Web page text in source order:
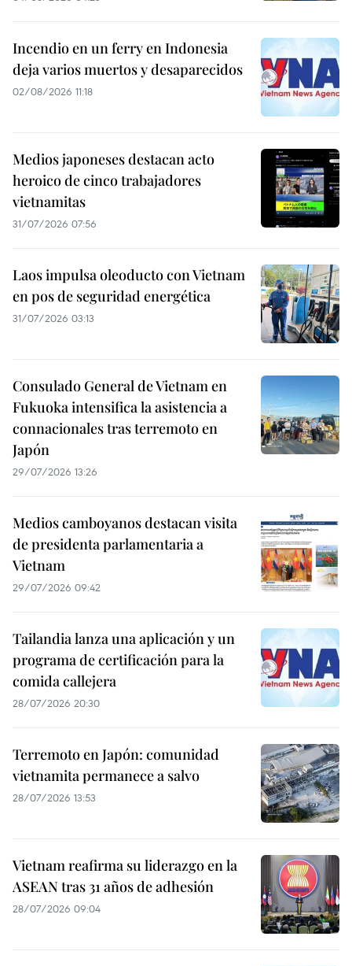
Incendio en un ferry en Indonesia
deja varios muertos y desaparecidos
02/08/2026 11:18
Medios japoneses destacan acto
heroico de cinco trabajadores
vietnamitas
31/07/2026 07:56
Laos impulsa oleoducto con Vietnam
en pos de seguridad energética
31/07/2026 03:13
Consulado General de Vietnam en
Fukuoka intensifica la asistencia a
connacionales tras terremoto en
Japón
29/07/2026 13:26
Medios camboyanos destacan visita
de presidenta parlamentaria a
Vietnam
29/07/2026 09:42
Tailandia lanza una aplicación y un
programa de certificación para la
comida callejera
28/07/2026 20:30
Terremoto en Japón: comunidad
vietnamita permanece a salvo
28/07/2026 13:53
Vietnam reafirma su liderazgo en la
ASEAN tras 31 años de adhesión
28/07/2026 09:04